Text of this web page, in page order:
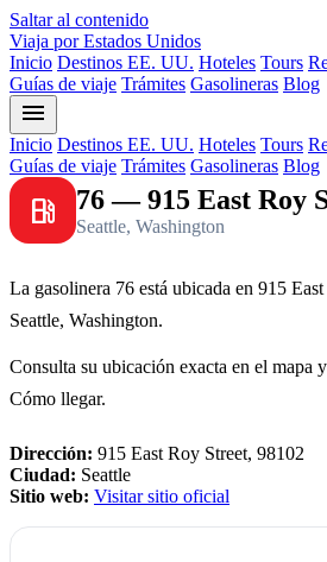
Saltar al contenido
Viaja por Estados Unidos
Inicio Destinos EE. UU. Hoteles Tours
Guías de viaje Trámites Gasolineras Blog
menu
Inicio Destinos EE. UU. Hoteles Tours
Guías de viaje Trámites Gasolineras Blog
local_gas_station 76 — 915 East Roy
Seattle, Washington
La gasolinera 76 está ubicada en 915
Seattle, Washington.
Consulta su ubicación exacta en el mapa
Cómo llegar.
Dirección: 915 East Roy Street, 98102
Ciudad: Seattle
Sitio web: Visitar sitio oficial